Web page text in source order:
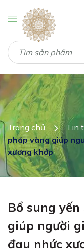
Trang chủ Tin
pháp vàng giúp
xương khớp
Bổ sung
giúp người
đau nhức